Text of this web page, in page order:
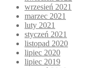
wrzesień 2021
marzec 2021
luty 2021
styczeń 2021
listopad 2020
lipiec 2020
lipiec 2019